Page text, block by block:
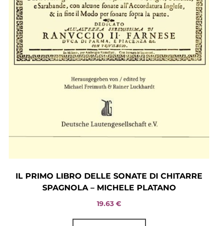
IL PRIMO LIBRO DELLE SONATE DI CHITARRE
SPAGNOLA – MICHELE PLATANO
19.63 €